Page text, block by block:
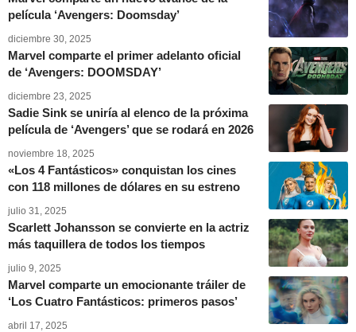
película ‘Avengers: Doomsday’
diciembre 30, 2025
Marvel comparte el primer adelanto oficial
de ‘Avengers: DOOMSDAY’
diciembre 23, 2025
Sadie Sink se uniría al elenco de la próxima
película de ‘Avengers’ que se rodará en 2026
noviembre 18, 2025
«Los 4 Fantásticos» conquistan los cines
con 118 millones de dólares en su estreno
julio 31, 2025
Scarlett Johansson se convierte en la actriz
más taquillera de todos los tiempos
julio 9, 2025
Marvel comparte un emocionante tráiler de
‘Los Cuatro Fantásticos: primeros pasos’
abril 17, 2025